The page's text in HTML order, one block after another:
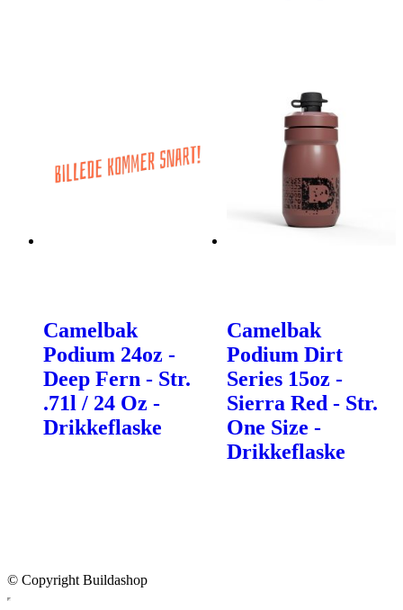
Camelbak
Podium 24oz -
Deep Fern - Str.
.71l / 24 Oz -
Drikkeflaske
Camelbak
Podium Dirt
Series 15oz -
Sierra Red - Str.
One Size -
Drikkeflaske
© Copyright Buildashop